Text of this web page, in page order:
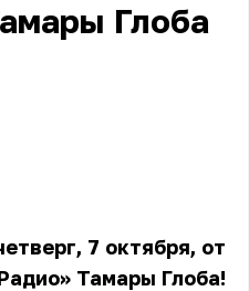
Глоба
7 октября, от
Тамары Глоба!